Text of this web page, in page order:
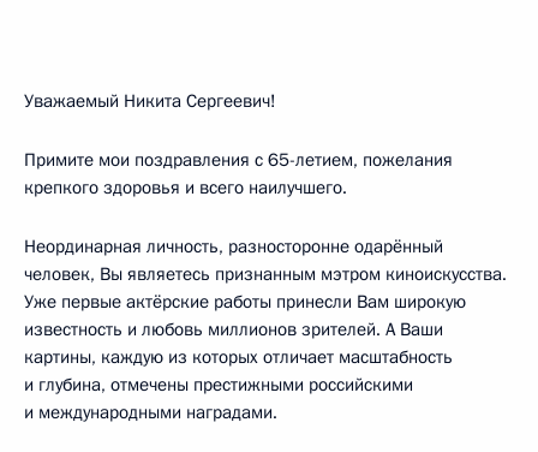
Уважаемый Никита Сергеевич!
Примите мои поздравления с 65-летием, пожелания
крепкого здоровья и всего наилучшего.
Неординарная личность, разносторонне одарённый
человек, Вы являетесь признанным мэтром киноискусства.
Уже первые актёрские работы принесли Вам широкую
известность и любовь миллионов зрителей. А Ваши
картины, каждую из которых отличает масштабность
и глубина, отмечены престижными российскими
и международными наградами.